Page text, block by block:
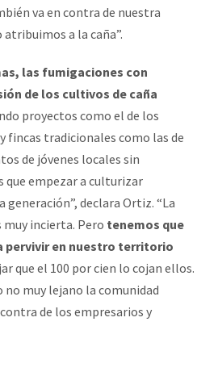
va en contra de nuestra
a la caña”.
las fumigaciones con
de los cultivos de caña
proyectos como el de los
fincas tradicionales como las de
de jóvenes locales sin
que empezar a culturizar
generación”, declara Ortiz. “La
incierta. Pero tenemos que
pervivir en nuestro territorio
que el 100 por cien lo cojan ellos.
no muy lejano la comunidad
de los empresarios y